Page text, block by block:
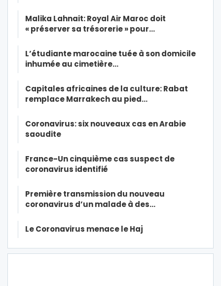
Malika Lahnait: Royal Air Maroc doit
« préserver sa trésorerie » pour…
L’étudiante marocaine tuée à son domicile
inhumée au cimetière…
Capitales africaines de la culture: Rabat
remplace Marrakech au pied…
Coronavirus: six nouveaux cas en Arabie
saoudite
France-Un cinquième cas suspect de
coronavirus identifié
Première transmission du nouveau
coronavirus d’un malade à des…
Le Coronavirus menace le Haj